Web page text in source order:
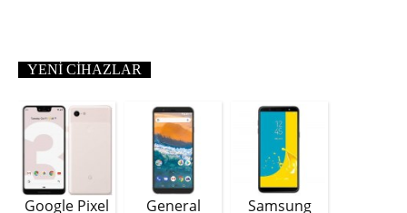
YENI CIHAZLAR
Google Pixel
General
Samsung